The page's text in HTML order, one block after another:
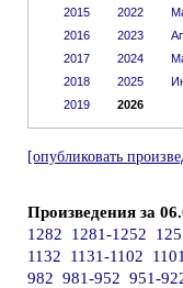
2015
2016
2017
2018
2019
2022
2023
2024
2025
2026
[опубликовать
Произведения за
1282
1281-1252
1132
1131-1102
982 981-952 951-